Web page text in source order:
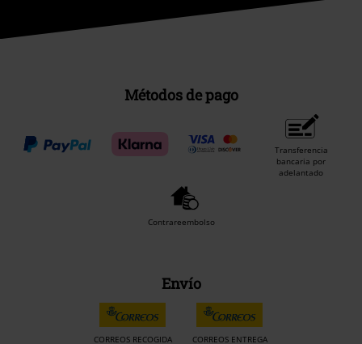
Métodos de pago
Transferencia
bancaria por
adelantado
Contrareembolso
Envío
CORREOS RECOGIDA
CORREOS ENTREGA